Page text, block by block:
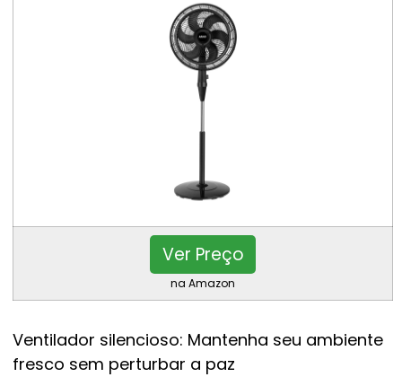
Ver Preço
na Amazon
Ventilador silencioso: Mantenha seu ambiente
fresco sem perturbar a paz